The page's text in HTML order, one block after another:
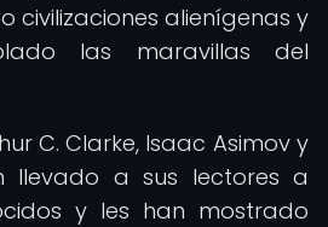
civilizaciones alienígenas y
las maravillas del
C. Clarke, Isaac Asimov y
llevado a sus lectores a
y les han mostrado